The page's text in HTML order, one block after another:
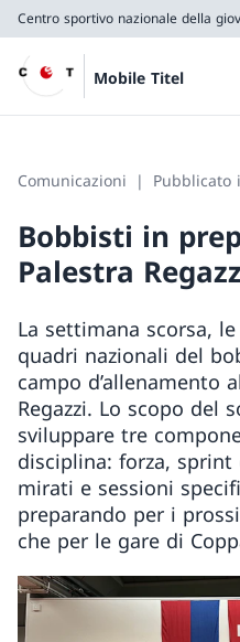
Centro sportivo nazionale della
Mobile Titel
Comunicazioni Pubblicato
Bobbisti in
Palestra
La settimana scorsa,
quadri nazionali del
campo d’allenamento
Regazzi. Lo scopo del
sviluppare tre
disciplina: forza, sprint
mirati e sessioni
preparando per i
che per le gare di